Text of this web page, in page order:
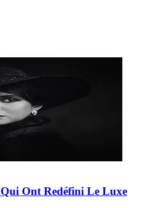
Ont Redéfini Le Luxe